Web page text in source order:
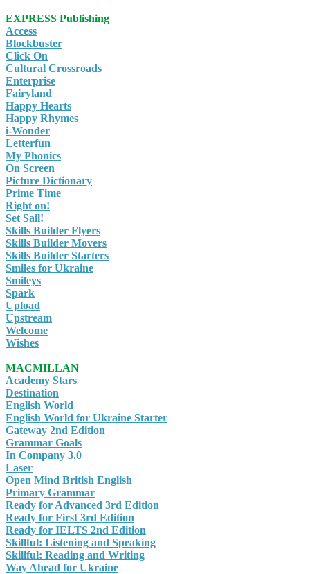
EXPRESS Publishing
Access
Blockbuster
Click On
Cultural Crossroads
Enterprise
Fairyland
Happy Hearts
Happy Rhymes
i-Wonder
Letterfun
My Phonics
On Screen
Picture Dictionary
Prime Time
Right on!
Set Sail!
Skills Builder Flyers
Skills Builder Movers
Skills Builder Starters
Smiles for Ukraine
Smileys
Spark
Upload
Upstream
Welcome
Wishes
MACMILLAN
Academy Stars
Destination
English World
English World for Ukraine Starter
Gateway 2nd Edition
Grammar Goals
In Company 3.0
Laser
Open Mind British English
Primary Grammar
Ready for Advanced 3rd Edition
Ready for First 3rd Edition
Ready for IELTS 2nd Edition
Skillful: Listening and Speaking
Skillful: Reading and Writing
Way Ahead for Ukraine